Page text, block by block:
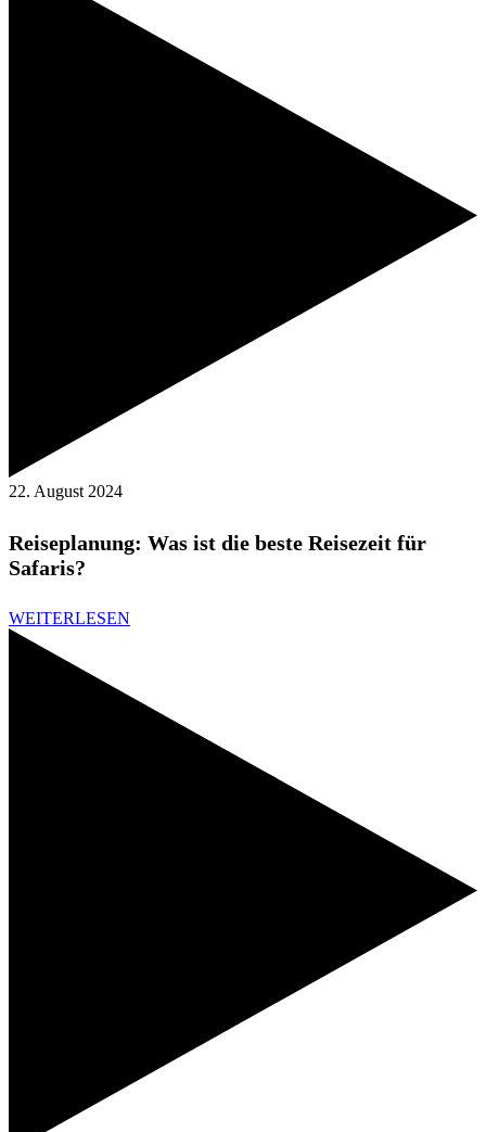
22. August 2024
Reiseplanung: Was ist die beste Reisezeit für
Safaris?
WEITERLESEN